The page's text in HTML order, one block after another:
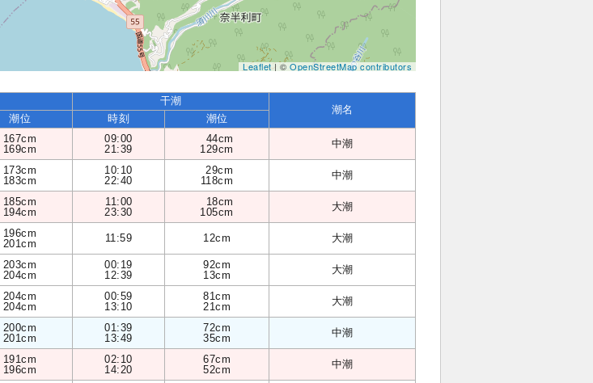
Leaflet| ©OpenStreetMap contributors
干潮
潮名
潮位 時刻 潮位
167cm
169cm
09:00
21:39
44cm
129cm
中潮
173cm
183cm
10:10
22:40
29cm
118cm
中潮
185cm
194cm
11:00
23:30
18cm
105cm
大潮
196cm
201cm
11:59 12cm 大潮
203cm
204cm
00:19
12:39
92cm
13cm
大潮
204cm
204cm
00:59
13:10
81cm
21cm
大潮
200cm
201cm
01:39
13:49
72cm
35cm
中潮
191cm
196cm
02:10
14:20
67cm
52cm
中潮